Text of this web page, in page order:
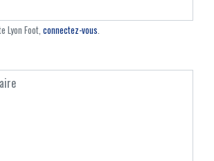
Lyon Foot, connectez-vous.